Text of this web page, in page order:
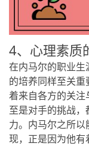
4、心理素质
在内马尔的职业
的培养同样至关
着来自各方的关
至是对手的挑战
力。内马尔之所
现，正是因为他有